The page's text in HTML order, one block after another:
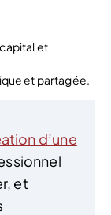
et
et partagée.​
d’une
et